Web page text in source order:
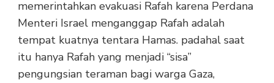
memerintahkan evakuasi Rafah karena Perdana
Menteri Israel menganggap Rafah adalah
tempat kuatnya tentara Hamas. padahal saat
itu hanya Rafah yang menjadi “sisa”
pengungsian teraman bagi warga Gaza,